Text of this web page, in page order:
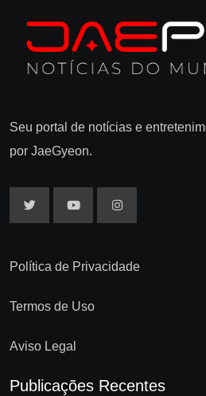
Seu portal de notícias e
por JaeGyeon.
Política de Privacidade
Termos de Uso
Aviso Legal
Publicações Recentes